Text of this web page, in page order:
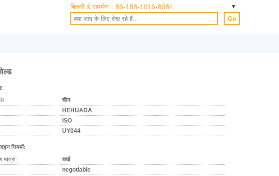
बिक्री & समर्थन： 86-188-1016-8084
Go
चीन
HEHUADA
ISO
UY044
नियमों:
चर्चा
negotiable